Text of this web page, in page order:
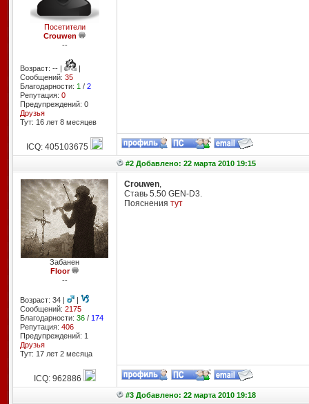
Посетители
Crouwen
--
Возраст: -- |
|
Сообщений: 35
Благодарности: 1 / 2
Репутация: 0
Предупреждений: 0
Друзья
Тут: 16 лет 8 месяцев
ICQ: 405103675
#2 Добавлено: 22 марта 2010 19:15
Забанен
Floor
--
Возраст: 34 |
|
Сообщений: 2175
Благодарности: 36/ 174
Репутация: 406
Предупреждений: 1
Друзья
Тут: 17 лет 2 месяцa
Crouwen,
Ставь 5.50 GEN-D3.
Пояснения тут
ICQ: 962886
#3 Добавлено: 22 марта 2010 19:18